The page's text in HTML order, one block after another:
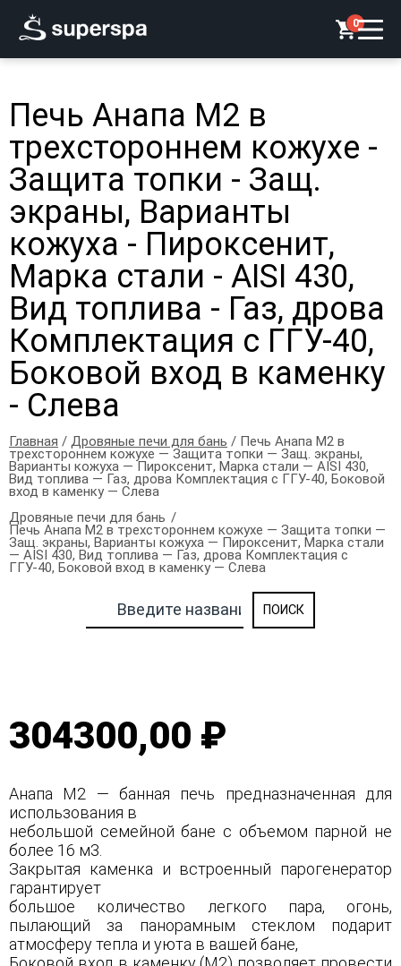
0
Печь Анапа М2 в
трехстороннем кожухе -
Защита топки - Защ.
экраны, Варианты
кожуха - Пироксенит,
Марка стали - AISI 430,
Вид топлива - Газ, дрова
Комплектация с ГГУ-40,
Боковой вход в каменку
- Слева
Главная / Дровяные печи для бань / Печь Анапа М2 в
трехстороннем кожухе — Защита топки — Защ. экраны,
Варианты кожуха — Пироксенит, Марка стали — AISI 430,
Вид топлива — Газ, дрова Комплектация с ГГУ-40, Боковой
вход в каменку — Слева
Дровяные печи для бань
Печь Анапа М2 в трехстороннем кожухе — Защита топки —
Защ. экраны, Варианты кожуха — Пироксенит, Марка стали
— AISI 430, Вид топлива — Газ, дрова Комплектация с
ГГУ-40, Боковой вход в каменку — Слева
304300,00 ₽
Анапа М2 — банная печь предназначенная для
использования в
небольшой семейной бане с объемом парной не
более 16 м3.
Закрытая каменка и встроенный парогенератор
гарантирует
большое количество легкого пара, огонь,
пылающий за панорамным стеклом подарит
атмосферу тепла и уюта в вашей бане,